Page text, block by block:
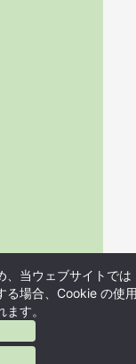
、当ウェブサイトでは
る場合、Cookie の使
す。